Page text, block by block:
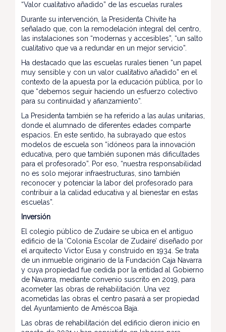
“Valor cualitativo añadido” de las escuelas rurales
Durante su intervención, la Presidenta Chivite ha
señalado que, con la remodelación integral del centro,
las instalaciones son “modernas y accesibles”, “un salto
cualitativo que va a redundar en un mejor servicio”.
Ha destacado que las escuelas rurales tienen “un papel
muy sensible y con un valor cualitativo añadido” en el
contexto de la apuesta por la educación pública, por lo
que “debemos seguir haciendo un esfuerzo colectivo
para su continuidad y afianzamiento”.
La Presidenta también se ha referido a las aulas unitarias,
donde el alumnado de diferentes edades comparte
espacios. En este sentido, ha subrayado que estos
modelos de escuela son “idóneos para la innovación
educativa, pero que también suponen más dificultades
para el profesorado”. Por eso, “nuestra responsabilidad
no es solo mejorar infraestructuras, sino también
reconocer y potenciar la labor del profesorado para
contribuir a la calidad educativa y al bienestar en estas
escuelas”.
Inversión
El colegio público de Zudaire se ubica en el antiguo
edificio de la ‘Colonia Escolar de Zudaire’ diseñado por
el arquitecto Victor Eusa y construido en 1934. Se trata
de un inmueble originario de la Fundación Caja Navarra
y cuya propiedad fue cedida por la entidad al Gobierno
de Navarra, mediante convenio suscrito en 2019, para
acometer las obras de rehabilitación. Una vez
acometidas las obras el centro pasará a ser propiedad
del Ayuntamiento de Améscoa Baja.
Las obras de rehabilitación del edificio dieron inicio en